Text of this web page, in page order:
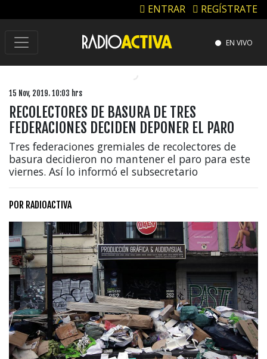
ENTRAR REGÍSTRATE
EN VIVO
15 Nov, 2019. 10:03 hrs
RECOLECTORES DE BASURA DE TRES
FEDERACIONES DECIDEN DEPONER EL PARO
Tres federaciones gremiales de recolectores de
basura decidieron no mantener el paro para este
viernes. Así lo informó el subsecretario
POR RADIOACTIVA